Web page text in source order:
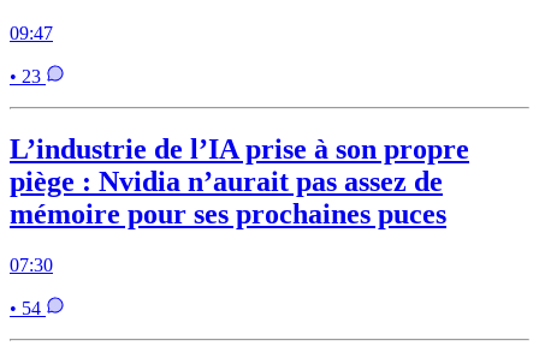
09:47
• 23
L’industrie de l’IA prise à son propre
piège : Nvidia n’aurait pas assez de
mémoire pour ses prochaines puces
07:30
• 54